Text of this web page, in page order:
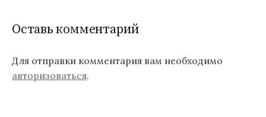
Оставь комментарий
Для отправки комментария вам необходимо
авторизоваться.